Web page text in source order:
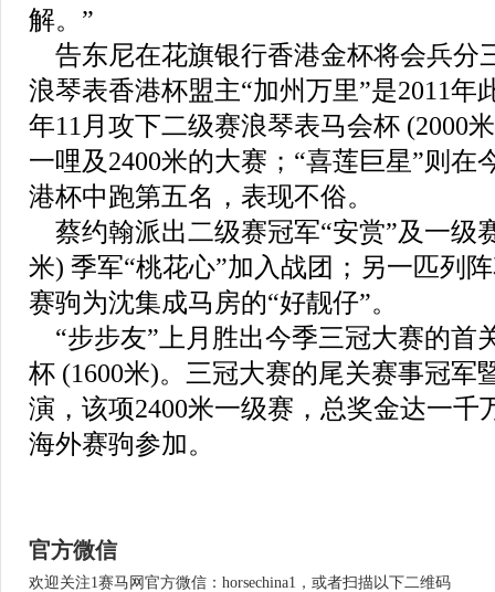
解。”
告东尼在花旗银行香港金杯将会兵分
浪琴表香港杯盟主“加州万里”是2011年
年11月攻下二级赛浪琴表马会杯 (2000
一哩及2400米的大赛；“喜莲巨星”则在
港杯中跑第五名，表现不俗。
蔡约翰派出二级赛冠军“安赏”及一级
米) 季军“桃花心”加入战团；另一匹列
赛驹为沈集成马房的“好靓仔”。
“步步友”上月胜出今季三冠大赛的首
杯 (1600米)。三冠大赛的尾关赛事冠军
演，该项2400米一级赛，总奖金达一千
海外赛驹参加。
官方微信
欢迎关注1赛马网官方微信：horsechina1，或者扫描以下二维码